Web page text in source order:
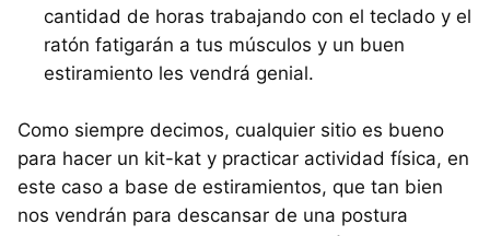
cantidad de horas trabajando con el teclado y el
ratón fatigarán a tus músculos y un buen
estiramiento les vendrá genial.
Como siempre decimos, cualquier sitio es bueno
para hacer un kit-kat y practicar actividad física, en
este caso a base de estiramientos, que tan bien
nos vendrán para descansar de una postura